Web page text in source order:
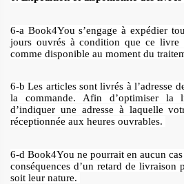
6-a Book4You s’engage à expédier
jours ouvrés à condition que ce livre
comme disponible au moment du
6-b Les articles sont livrés à l’adresse
la commande. Afin d’optimiser la
d’indiquer une adresse à laquelle
réceptionnée aux heures ouvrables.
6-d Book4You ne pourrait en aucun cas
conséquences d’un retard de livraison
soit leur nature.